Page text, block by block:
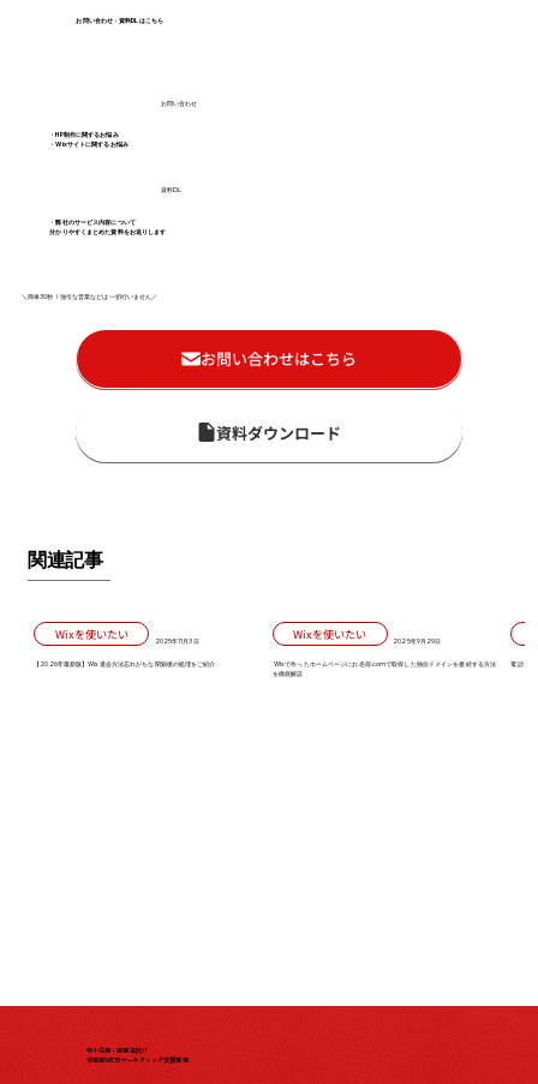
お問い合わせ・資料DLはこちら
お問い合わせ
・HP制作に関するお悩み
・Wixサイトに関するお悩み
資料DL
・弊社のサービス内容について
分かりやすくまとめた資料をお送りします
＼簡単30秒！強引な営業などは一切行いません／
お問い合わせはこちら
資料ダウンロード
関連記事
Wixを使いたい 2025年11月3日
【2026年最新版】Wix退会方法忘れがちな閉鎖後の処理をご紹介
Wixを使いたい 2025年9月29日
Wixで作ったホームページにお名前.comで取得した独自ドメインを接続する方法
を徹底解説
電話で対
中小企業・事業主向け
伴走型WEBマーケティング支援事業